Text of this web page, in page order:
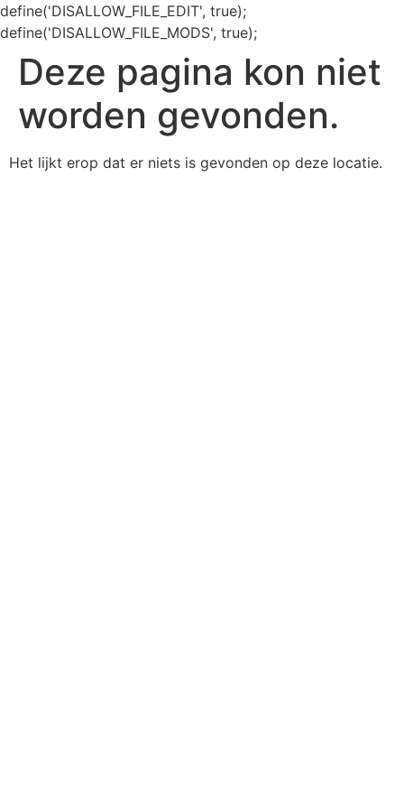
define('DISALLOW_FILE_EDIT', true);
define('DISALLOW_FILE_MODS', true);
Deze pagina kon niet
worden gevonden.
Het lijkt erop dat er niets is gevonden op deze locatie.